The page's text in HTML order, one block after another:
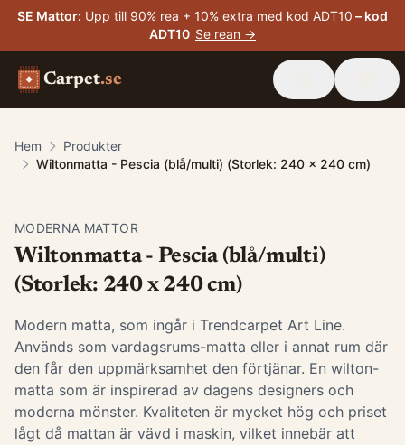
SE Mattor: Upp till 90% rea + 10% extra med kod ADT10 – kod
ADT10 Se rean →
Carpet.se
Hem
Produkter
Wiltonmatta - Pescia (blå/multi) (Storlek: 240 x 240 cm)
MODERNA MATTOR
Wiltonmatta - Pescia (blå/multi)
(Storlek: 240 x 240 cm)
Modern matta, som ingår i Trendcarpet Art Line.
Används som vardagsrums-matta eller i annat rum där
den får den uppmärksamhet den förtjänar. En wilton-
matta som är inspirerad av dagens designers och
moderna mönster. Kvaliteten är mycket hög och priset
lågt då mattan är vävd i maskin, vilket innebär att